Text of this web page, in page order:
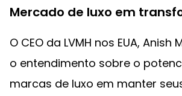
Mercado de luxo em
O CEO da LVMH nos EUA, Anish
o entendimento sobre o
marcas de luxo em manter